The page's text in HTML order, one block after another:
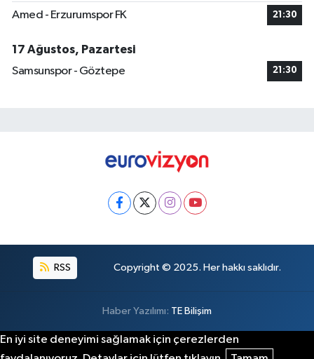
Amed - Erzurumspor FK 21:30
17 Ağustos, Pazartesi
Samsunspor - Göztepe
21:30
RSS Copyright © 2025. Her hakkı saklıdır.
Haber Yazılımı: TE Bilişim
En iyi site deneyimi sağlamak için çerezlerden